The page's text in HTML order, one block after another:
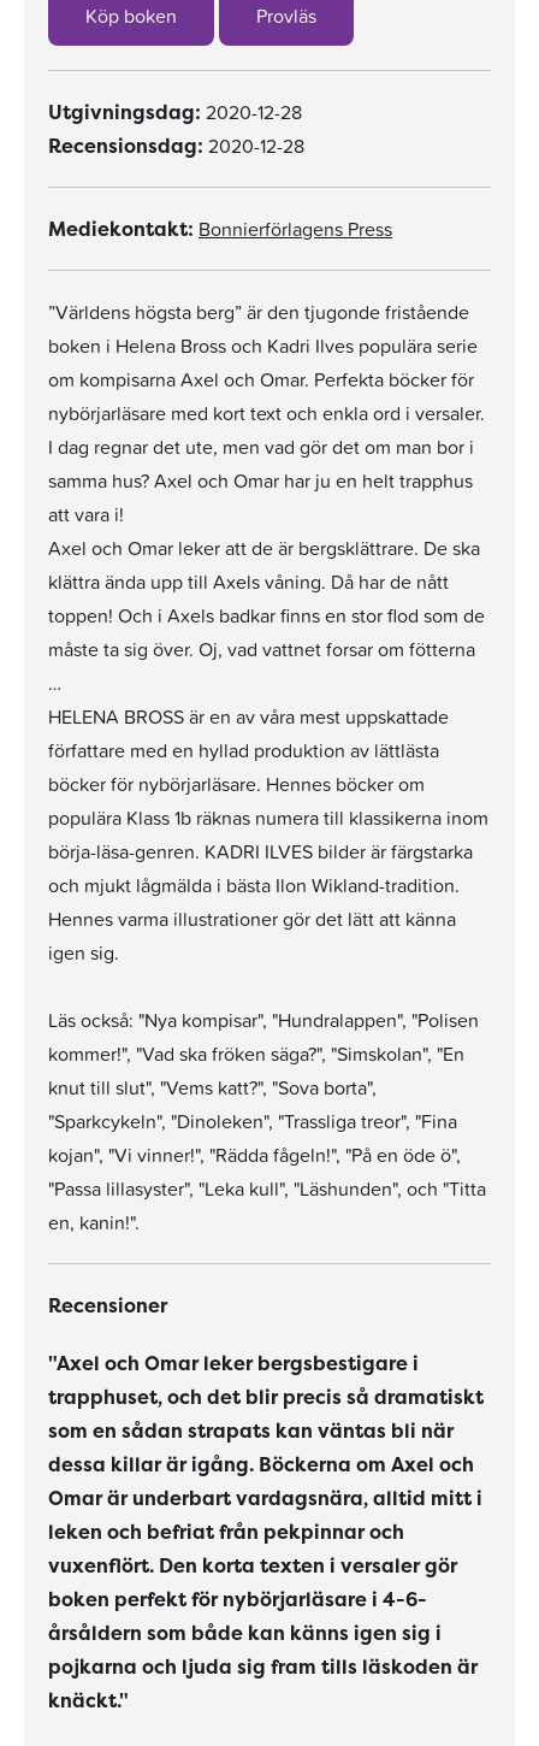
Köp boken Provläs
Utgivningsdag: 2020-12-28
Recensionsdag: 2020-12-28
Mediekontakt: Bonnierförlagens Press
”Världens högsta berg” är den tjugonde fristående
boken i Helena Bross och Kadri Ilves populära serie
om kompisarna Axel och Omar. Perfekta böcker för
nybörjarläsare med kort text och enkla ord i versaler.
I dag regnar det ute, men vad gör det om man bor i
samma hus? Axel och Omar har ju en helt trapphus
att vara i!
Axel och Omar leker att de är bergsklättrare. De ska
klättra ända upp till Axels våning. Då har de nått
toppen! Och i Axels badkar finns en stor flod som de
måste ta sig över. Oj, vad vattnet forsar om fötterna
…
HELENA BROSS är en av våra mest uppskattade
författare med en hyllad produktion av lättlästa
böcker för nybörjarläsare. Hennes böcker om
populära Klass 1b räknas numera till klassikerna inom
börja-läsa-genren. KADRI ILVES bilder är färgstarka
och mjukt lågmälda i bästa Ilon Wikland-tradition.
Hennes varma illustrationer gör det lätt att känna
igen sig.
Läs också: "Nya kompisar", "Hundralappen", "Polisen
kommer!", "Vad ska fröken säga?", "Simskolan", "En
knut till slut", "Vems katt?", "Sova borta",
"Sparkcykeln", "Dinoleken", "Trassliga treor", "Fina
kojan", "Vi vinner!", "Rädda fågeln!", "På en öde ö",
"Passa lillasyster", "Leka kull", "Läshunden", och "Titta
en, kanin!".
Recensioner
"Axel och Omar leker bergsbestigare i
trapphuset, och det blir precis så dramatiskt
som en sådan strapats kan väntas bli när
dessa killar är igång. Böckerna om Axel och
Omar är underbart vardagsnära, alltid mitt i
leken och befriat från pekpinnar och
vuxenflört. Den korta texten i versaler gör
boken perfekt för nybörjarläsare i 4-6-
årsåldern som både kan känns igen sig i
pojkarna och ljuda sig fram tills läskoden är
knäckt."